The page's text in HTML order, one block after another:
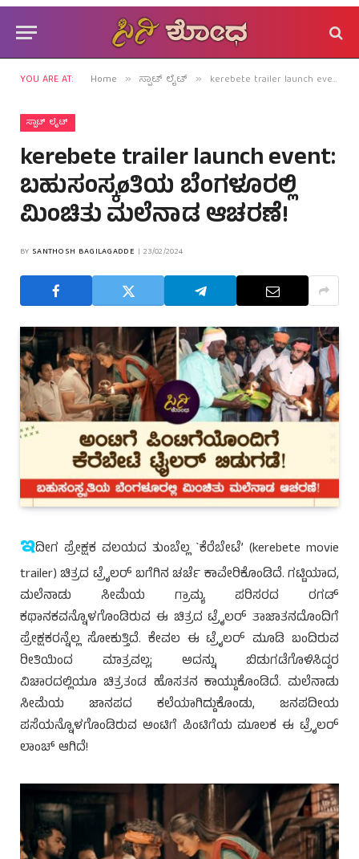
YOU ARE AT: Home » ಸ್ಪಾಟ್ ಲೈಟ್ » kerebete trailer launch event: ಬಹುಸಂಸ್ಕøತಿಯ ಬೆಂಗಳೂರಲ್ಲಿ ಮಿಂಚಿತು ಮಲೆನಾಡ ಆಚರಣೆ!
ಸ್ಪಾಟ್ ಲೈಟ್
kerebete trailer launch event:
ಬಹುಸಂಸ್ಕøತಿಯ ಬೆಂಗಳೂರಲ್ಲಿ
ಮಿಂಚಿತು ಮಲೆನಾಡ ಆಚರಣೆ!
BY SANTHOSH BAGILAGADDE 23/02/2024
ಇದೀಗ ಪ್ರೇಕ್ಷಕ ವಲಯದ ತುಂಬೆಲ್ಲ `ಕೆರೆಬೇಟೆ’ (kerebete movie
trailer) ಚಿತ್ರದ ಟ್ರೈಲರ್ ಬಗೆಗಿನ ಚರ್ಚೆ ಕಾವೇರಿಕೊಂಡಿದೆ. ಗಟ್ಟಿಯಾದ,
ಮಲೆನಾಡು ಸೀಮೆಯ ಗ್ರಾಮ್ಯ ಪರಿಸರದ ರಗಡ್
ಕಥಾನಕವನ್ನೊಳಗೊಂಡಿರುವ ಈ ಚಿತ್ರದ ಟ್ರೈಲರ್ ತಾಜಾತನದೊಂದಿಗೆ
ಪ್ರೇಕ್ಷಕರನ್ನೆಲ್ಲ ಸೋಕುತ್ತಿದೆ. ಕೇವಲ ಈ ಟ್ರೈಲರ್ ಮೂಡಿ ಬಂದಿರುವ
ರೀತಿಯಿಂದ ಮಾತ್ರವಲ್ಲ; ಅದನ್ನು ಬಿಡುಗಡೆಗೊಳಿಸಿದ್ದರ
ವಿಚಾರದಲ್ಲಿಯೂ ಚಿತ್ರತಂಡ ಹೊಸತನ ಕಾಯ್ದುಕೊಂಡಿದೆ. ಮಲೆನಾಡು
ಸೀಮೆಯ ಜಾನಪದ ಕಲೆಯಾಗಿದ್ದುಕೊಂಡು, ಜನಪದೀಯ
ಪಸೆಯನ್ನೊಳಗೊಂಡಿರುವ ಅಂಟಿಗೆ ಪಿಂಟಿಗೆಯ ಮೂಲಕ ಈ ಟ್ರೈಲರ್
ಲಾಂಚ್ ಆಗಿದೆ!